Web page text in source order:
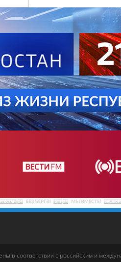
в соответствии с российским и